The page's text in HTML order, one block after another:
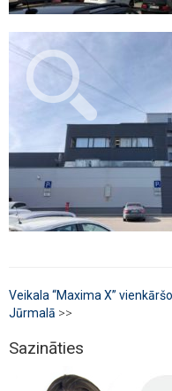
Veikala “Maxima X”
Jūrmalā >>
Sazināties